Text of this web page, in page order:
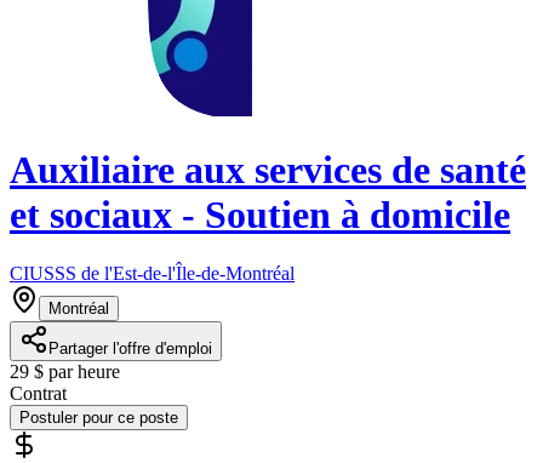
Auxiliaire aux services de santé
et sociaux - Soutien à domicile
CIUSSS de l'Est-de-l'Île-de-Montréal
Montréal
Partager l'offre d'emploi
29 $ par heure
Contrat
Postuler pour ce poste